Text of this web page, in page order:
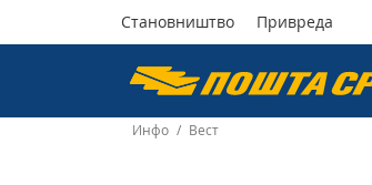
Пошта
Србије
Становништво Привреда
Инфо / Вест